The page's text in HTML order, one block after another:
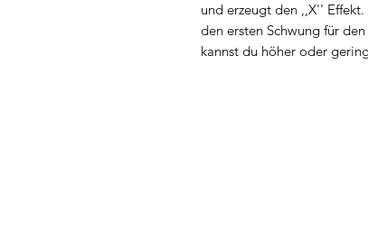
und erzeugt den ,,X''
den ersten Schwung für
kannst du höher oder